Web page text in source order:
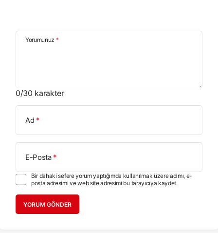
Yorumunuz *
0/30 karakter
Ad *
E-Posta*
Bir dahaki sefere yorum yaptığımda kullanılmak üzere adımı, e-
posta adresimi ve web site adresimi bu tarayıcıya kaydet.
YORUM GÖNDER